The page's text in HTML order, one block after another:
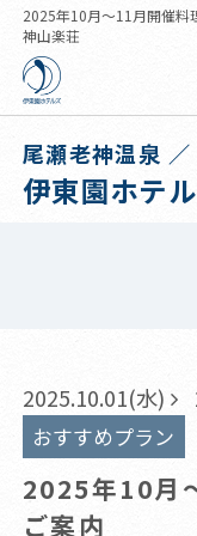
2025年10月～11月開催料
神山楽荘
尾瀬老神温泉
伊東園ホテ
2025.10.01(水)
おすすめプラン
2025年10月
ご案内